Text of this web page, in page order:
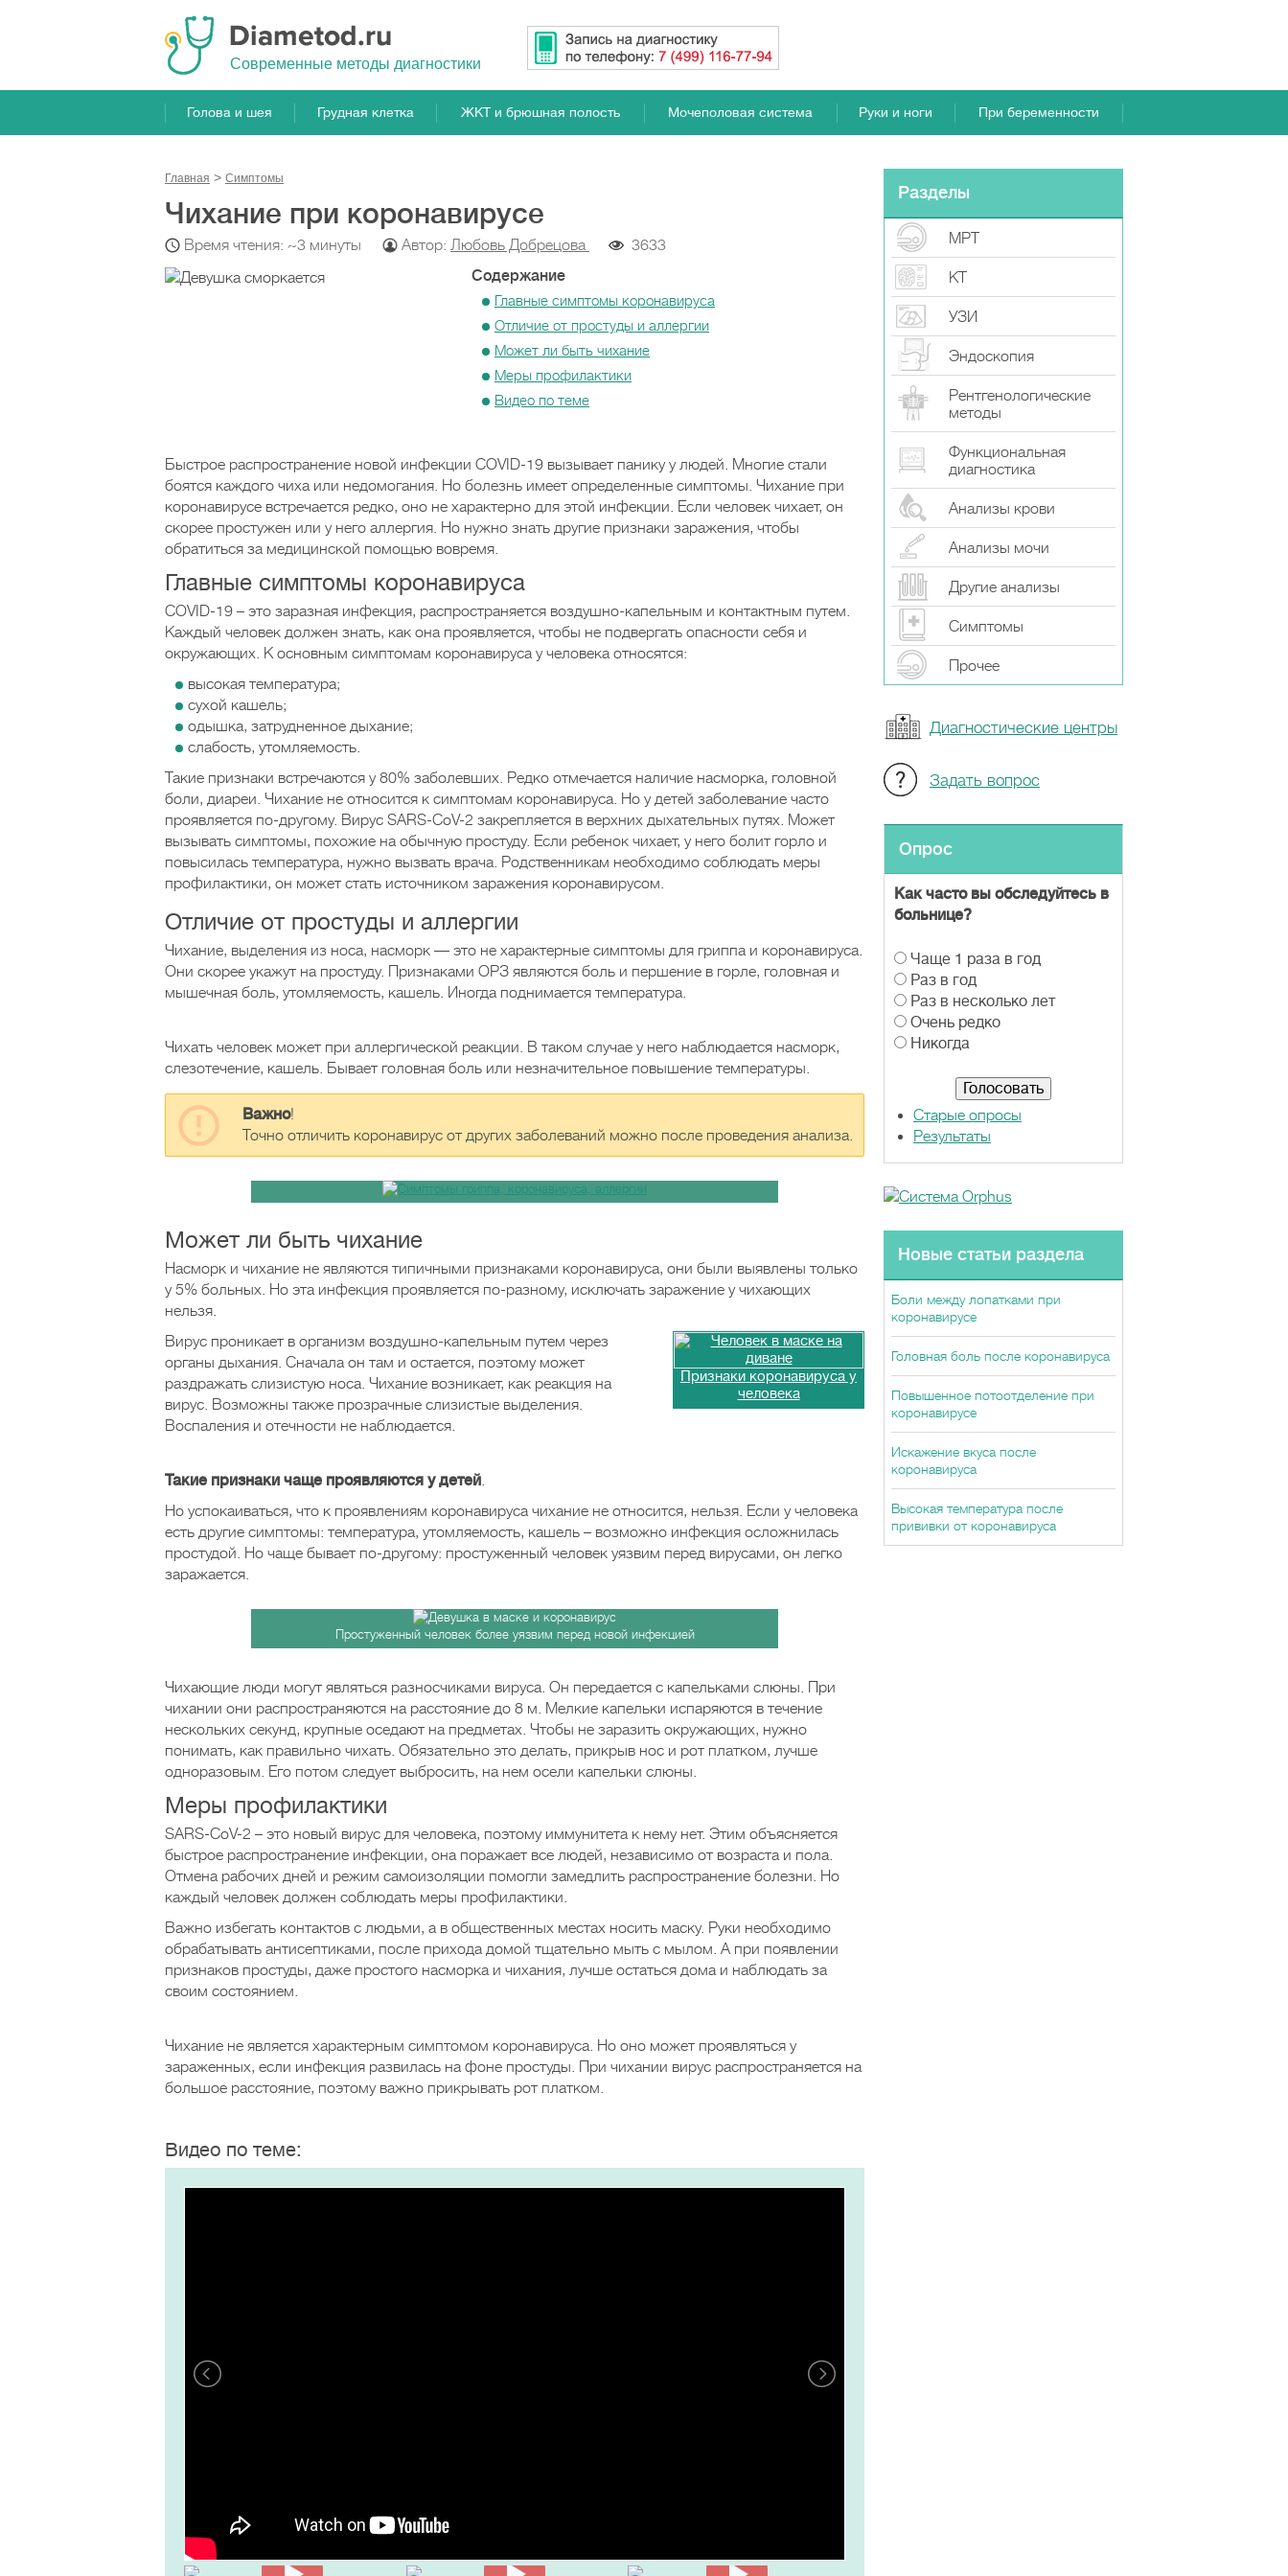
Cовременные методы диагностики
Голова и шея Грудная клетка ЖКТ и брюшная полость Мочеполовая система Руки и ноги При беременности
Главная Симптомы
Чихание при коронавирусе
Время чтения: ~3 минуты Автор: Любовь Добрецова
3633
Содержание
Главные симптомы коронавируса
Отличие от простуды и аллергии
Может ли быть чихание
Меры профилактики
Видео по теме
Быстрое распространение новой инфекции COVID-19 вызывает панику у людей. Многие стали
боятся каждого чиха или недомогания. Но болезнь имеет определенные симптомы. Чихание при
коронавирусе встречается редко, оно не характерно для этой инфекции. Если человек чихает, он
скорее простужен или у него аллергия. Но нужно знать другие признаки заражения, чтобы
обратиться за медицинской помощью вовремя.
Главные симптомы коронавируса
COVID-19 – это заразная инфекция, распространяется воздушно-капельным и контактным путем.
Каждый человек должен знать, как она проявляется, чтобы не подвергать опасности себя и
окружающих. К основным симптомам коронавируса у человека относятся:
высокая температура;
сухой кашель;
одышка, затрудненное дыхание;
слабость, утомляемость.
Такие признаки встречаются у 80% заболевших. Редко отмечается наличие насморка, головной
боли, диареи. Чихание не относится к симптомам коронавируса. Но у детей заболевание часто
проявляется по-другому. Вирус SARS-CoV-2 закрепляется в верхних дыхательных путях. Может
вызывать симптомы, похожие на обычную простуду. Если ребенок чихает, у него болит горло и
повысилась температура, нужно вызвать врача. Родственникам необходимо соблюдать меры
профилактики, он может стать источником заражения коронавирусом.
Отличие от простуды и аллергии
Чихание, выделения из носа, насморк — это не характерные симптомы для гриппа и коронавируса.
Они скорее укажут на простуду. Признаками ОРЗ являются боль и першение в горле, головная и
мышечная боль, утомляемость, кашель. Иногда поднимается температура.
Чихать человек может при аллергической реакции. В таком случае у него наблюдается насморк,
слезотечение, кашель. Бывает головная боль или незначительное повышение температуры.
Важно!
Точно отличить коронавирус от других заболеваний можно после проведения анализа.
Может ли быть чихание
Насморк и чихание не являются типичными признаками коронавируса, они были выявлены только
у 5% больных. Но эта инфекция проявляется по-разному, исключать заражение у чихающих
нельзя.
Признаки коронавируса у
человека
Вирус проникает в организм воздушно-капельным путем через
органы дыхания. Сначала он там и остается, поэтому может
раздражать слизистую носа. Чихание возникает, как реакция на
вирус. Возможны также прозрачные слизистые выделения.
Воспаления и отечности не наблюдается.
Такие признаки чаще проявляются у детей.
Но успокаиваться, что к проявлениям коронавируса чихание не относится, нельзя. Если у человека
есть другие симптомы: температура, утомляемость, кашель – возможно инфекция осложнилась
простудой. Но чаще бывает по-другому: простуженный человек уязвим перед вирусами, он легко
заражается.
Простуженный человек более уязвим перед новой инфекцией
Чихающие люди могут являться разносчиками вируса. Он передается с капельками слюны. При
чихании они распространяются на расстояние до 8 м. Мелкие капельки испаряются в течение
нескольких секунд, крупные оседают на предметах. Чтобы не заразить окружающих, нужно
понимать, как правильно чихать. Обязательно это делать, прикрыв нос и рот платком, лучше
одноразовым. Его потом следует выбросить, на нем осели капельки слюны.
Меры профилактики
SARS-CoV-2 – это новый вирус для человека, поэтому иммунитета к нему нет. Этим объясняется
быстрое распространение инфекции, она поражает все людей, независимо от возраста и пола.
Отмена рабочих дней и режим самоизоляции помогли замедлить распространение болезни. Но
каждый человек должен соблюдать меры профилактики.
Важно избегать контактов с людьми, а в общественных местах носить маску. Руки необходимо
обрабатывать антисептиками, после прихода домой тщательно мыть с мылом. А при появлении
признаков простуды, даже простого насморка и чихания, лучше остаться дома и наблюдать за
своим состоянием.
Чихание не является характерным симптомом коронавируса. Но оно может проявляться у
зараженных, если инфекция развилась на фоне простуды. При чихании вирус распространяется на
большое расстояние, поэтому важно прикрывать рот платком.
Видео по теме:
Разделы
МРТ
КТ
УЗИ
Эндоскопия
Рентгенологические
методы
Функциональная
диагностика
Анализы крови
Анализы мочи
Другие анализы
Симптомы
Прочeе
Диагностические центры
Задать вопрос
Опрос
Как часто вы обследуйтесь в
больнице?
В
а
р
и
а
Чаще 1 раза в год
Раз в год
Раз в несколько лет
Очень редко
Никогда
Старые опросы
Результаты
Новые статьи раздела
Боли между лопатками при
коронавирусе
Головная боль после коронавируса
Повышенное потоотделение при
коронавирусе
Искажение вкуса после
коронавируса
Высокая температура после
прививки от коронавируса